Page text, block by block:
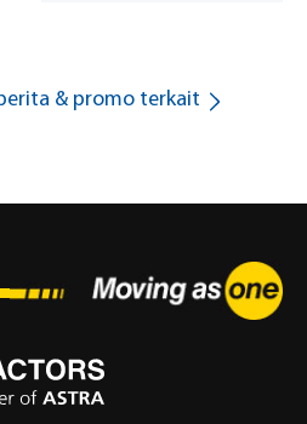
& promo terkait